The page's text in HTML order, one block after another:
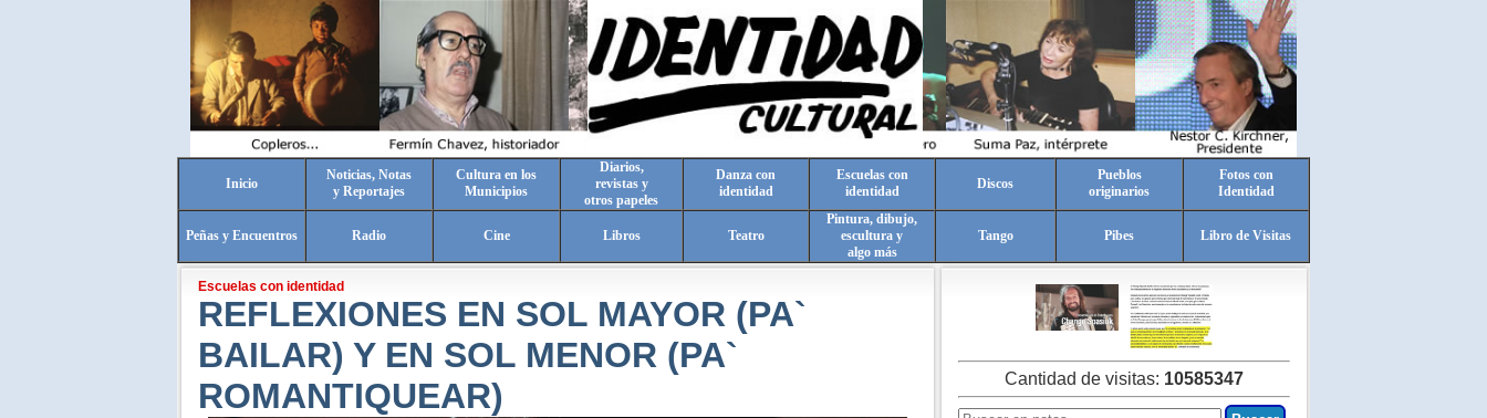
Inicio
Noticias, Notas
y Reportajes
Cultura en los
Municipios
Diarios,
revistas y
otros papeles
Danza con
identidad
Escuelas con
identidad
Discos
Pueblos
originarios
Fotos con
Identidad
Peñas y Encuentros Radio Cine Libros Teatro
Pintura, dibujo,
escultura y
algo más
Tango Pibes Libro de Visitas
Escuelas con identidad
REFLEXIONES EN SOL MAYOR (PA`
BAILAR) Y EN SOL MENOR (PA`
ROMANTIQUEAR)
Cantidad de visitas: 10585347